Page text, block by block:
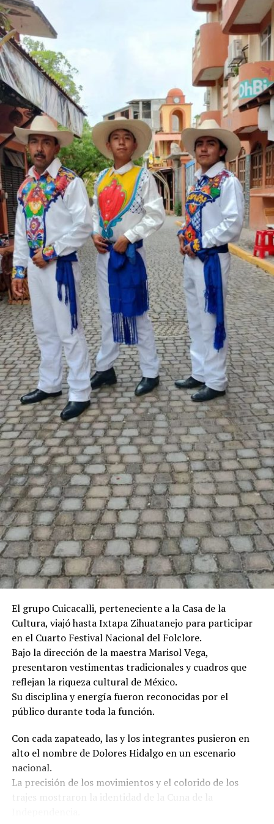
A diferencia de otros galardones basados en comités
editoriales, el reconocimiento de Tripadvisor destaca
por el volumen y rigor de la evaluación de los propios
usuarios:
El premio representa el máximo galardón que otorga la
plataforma a los destinos que reciben, durante un
periodo de 12 meses, calificaciones sobresalientes de
manera consistente.
De los más de ocho millones de perfiles y
establecimientos registrados en Tripadvisor a nivel
mundial, menos del uno por ciento (1%) logra cumplir
con los estándares algorítmicos para alcanzar esta
distinción.
En su reseña oficial para la edición 2026, Tripadvisor
describe a San Miguel de Allende como una «joya
colonial» asentada en una región de clima fresco que
cautiva a creadores y viajeros de todo el mundo por su
luz, colorido y carácter singular.
La plataforma internacional fundamentó el galardón
destacando los siguientes pilares de la ciudad: Riqueza
Arquitectónica, Identidad Histórica y El ícono local: La
parroquia de San Miguel Arcángel.
ADVERTISEMENT
La coincidencia de estos nombramientos por parte de
dos de las vitrinas con mayor influencia en las decisiones
de viaje a nivel mundial (Travel + Leisure y Tripadvisor)
posiciona a San Miguel de Allende de cara a la segunda
mitad del año, proyectando un incremento en la
atracción de turismo internacional y derrama
económica para el sector hotelero, restaurantero y
artesanal de la región.
El grupo Cuicacalli, perteneciente a la Casa de la
Cultura, viajó hasta Ixtapa Zihuatanejo para participar
en el Cuarto Festival Nacional del Folclore.
Bajo la dirección de la maestra Marisol Vega,
presentaron vestimentas tradicionales y cuadros que
reflejan la riqueza cultural de México.
Su disciplina y energía fueron reconocidas por el
público durante toda la función.
Con cada zapateado, las y los integrantes pusieron en
alto el nombre de Dolores Hidalgo en un escenario
nacional.
La precisión de los movimientos y el colorido de los
trajes mostraron la identidad de la Cuna de la